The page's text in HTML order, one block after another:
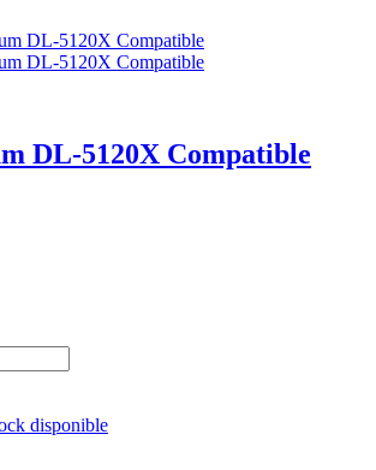
DL-5120X Compatible
disponible